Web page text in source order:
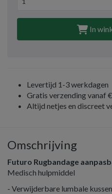
In
Levertijd 1-3 werkdagen
Gratis verzending vanaf
Altijd netjes en discreet
Omschrijving
Futuro Rugbandage
Medisch hulpmiddel
- Verwijderbare lumbale